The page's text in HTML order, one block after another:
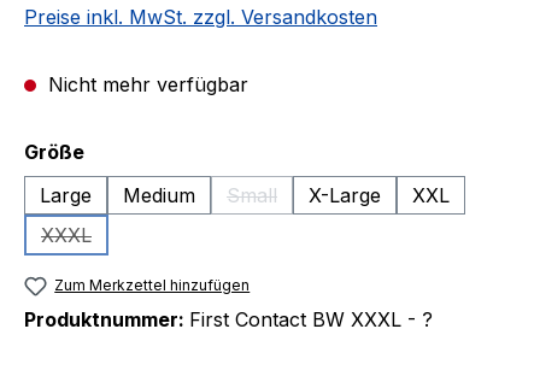
Preise inkl. MwSt. zzgl. Versandkosten
Nicht mehr verfügbar
Größeauswählen
Large
Medium Small
(Diese Option ist zurzeit nicht
X-Large
XXL
XXXL
(Diese Option ist zurzeit nicht verfügbar.)
Zum Merkzettel hinzufügen
Produktnummer: First Contact BW XXXL - ?